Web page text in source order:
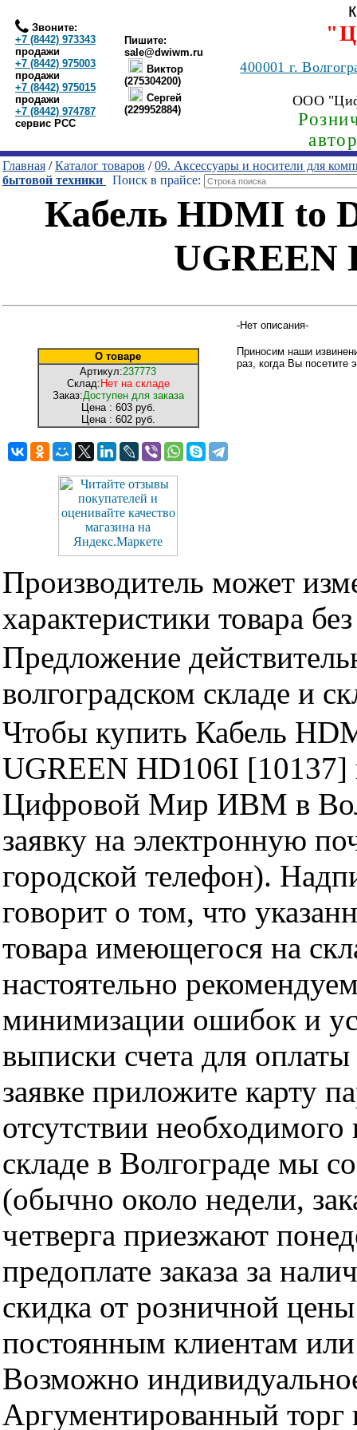
Звоните:
+7 (8442) 973343
продажи
+7 (8442) 975003
продажи
+7 (8442) 975015
продажи
+7 (8442) 974787
сервис РСС
Пишите:
sale@dwiwm.ru
Виктор
(275304200)
Сергей
(229952884)
400001г.
ООО
Главная /Каталог товаров /09. Аксессуары и носители для
бытовой техники
Поиск в прайсе:
Кабель HDMI to
UGREEN
О товаре
Артикул:237773
Склад: Нет на складе
Заказ:Доступен для заказа
Цена : 603 руб.
Цена : 602 руб.
-Нет описания-
Приносим наши
раз, когда Вы посетите
Производитель может
характеристики товара
Предложение
волгоградском складе и
Чтобы купить Кабель
UGREEN HD106I [10137]
Цифровой Мир ИВМ в
заявку на электронную
городской телефон).
говорит о том, что
товара имеющегося на
настоятельно
минимизации ошибок и
выписки счета для
заявке приложите карту
отсутствии
складе в Волгограде мы
(обычно около недели,
четверга приезжают
предоплате заказа за
скидка от розничной
постоянным клиентам
Возможно
Аргументированный торг